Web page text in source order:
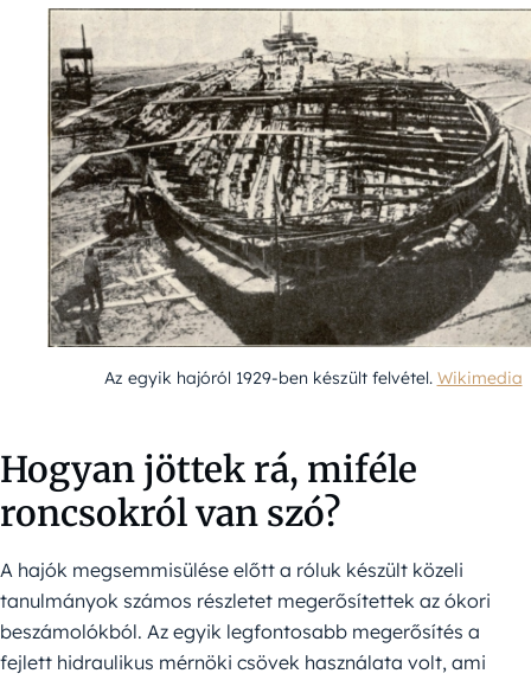
Az egyik hajóról 1929-ben készült felvétel. Wikimedia
Hogyan jöttek rá, miféle
roncsokról van szó?
A hajók megsemmisülése előtt a róluk készült közeli
tanulmányok számos részletet megerősítettek az ókori
beszámolókból. Az egyik legfontosabb megerősítés a
fejlett hidraulikus mérnöki csövek használata volt, ami